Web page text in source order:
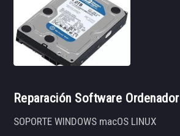
Reparación Software Ordenador
SOPORTE WINDOWS macOS LINUX